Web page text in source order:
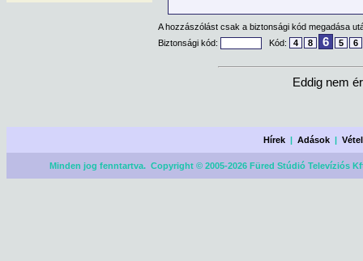
A hozzászólást csak a biztonsági kód megadása
Biztonsági kód:
Kód: 4 8 6 5 6
Eddig nem
Hírek |Adások |
Minden jog fenntartva. Copyright © 2005-2026 Füred Stúdió Televíziós